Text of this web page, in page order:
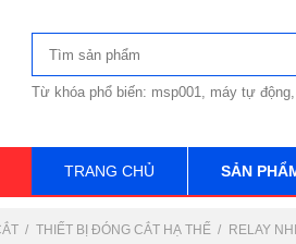
Từ khóa phổ biến: msp001, máy tự
TRANG CHỦ SẢN
THIẾT BỊ ĐÓNG CẮT HẠ THẾ RELAY